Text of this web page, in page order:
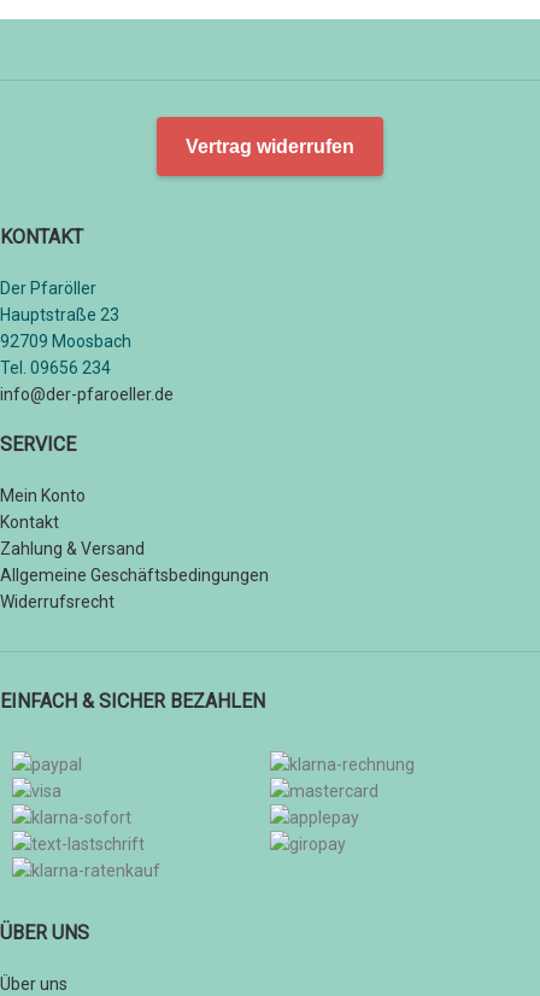
Vertrag widerrufen
KONTAKT
Der Pfaröller
Hauptstraße 23
92709 Moosbach
Tel. 09656 234
info@der-pfaroeller.de
SERVICE
Mein Konto
Kontakt
Zahlung & Versand
Allgemeine Geschäftsbedingungen
Widerrufsrecht
EINFACH & SICHER BEZAHLEN
ÜBER UNS
Über uns